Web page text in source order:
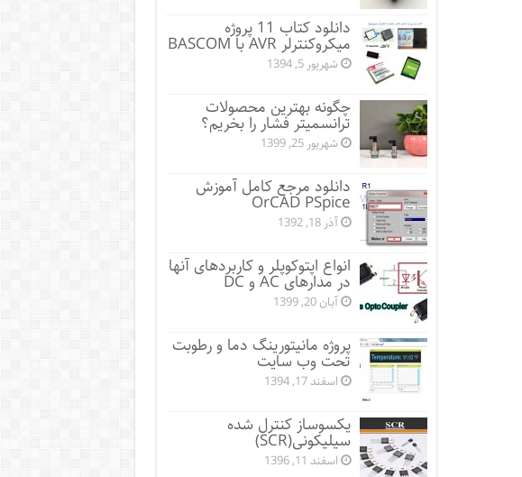
دانلود کتاب 11 پروژه
میکروکنترلر AVR با BASCOM
شهریور 5, 1394
چگونه بهترین محصولات
ترانسمیتر فشار را بخریم؟
شهریور 25, 1399
دانلود مرجع کامل آموزش
OrCAD PSpice
آذر 18, 1392
انواع اپتوکوپلر و کاربردهای آنها
در مدارهای AC و DC
آبان 20, 1399
پروژه مانيتورينگ دما و رطوبت
تحت وب سایت
اسفند 17, 1394
یکسوساز کنترل شده
سیلیکونی(SCR)
اسفند 11, 1396